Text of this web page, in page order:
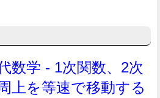
数学 - 1次関数、2次
上を等速で移動する